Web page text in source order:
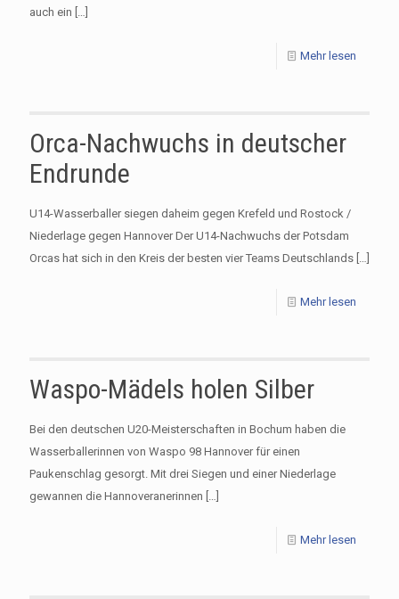
auch ein […]
Mehr lesen
Orca-Nachwuchs in deutscher
Endrunde
U14-Wasserballer siegen daheim gegen Krefeld und Rostock /
Niederlage gegen Hannover Der U14-Nachwuchs der Potsdam
Orcas hat sich in den Kreis der besten vier Teams Deutschlands […]
Mehr lesen
Waspo-Mädels holen Silber
Bei den deutschen U20-Meisterschaften in Bochum haben die
Wasserballerinnen von Waspo 98 Hannover für einen
Paukenschlag gesorgt. Mit drei Siegen und einer Niederlage
gewannen die Hannoveranerinnen […]
Mehr lesen